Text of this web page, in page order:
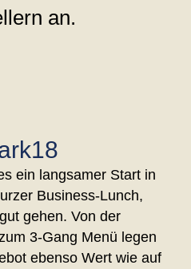
ein langsamer Start in
Business-Lunch,
gehen. Von der
3-Gang Menü legen
ebenso Wert wie auf